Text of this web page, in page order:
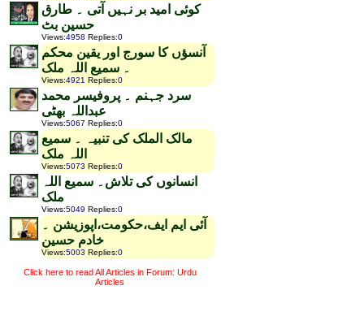
کوئی امید بر نہیں آتی ۔ طارق
حسین بٹ
Views:4958 Replies:0
آنسؤں کا سورج اور یقین محکم
۔ سمیع اللہ ملک
Views:4921 Replies:0
سرد جہنم ۔ پروفیسر محمد
عبداللہ بھٹی
Views:5067 Replies:0
مالک الملک کی تنبیہ ۔ سمیع
اللہ ملک
Views:5073 Replies:0
انسانوں کی تلاش۔ سمیع اللہ
ملک
Views:5049 Replies:0
آئی ایم ایف،حکومت،اپوزیشن ۔
خادم حسین
Views:5003 Replies:0
Click here to read All Articles in Forum: Urdu
Articles